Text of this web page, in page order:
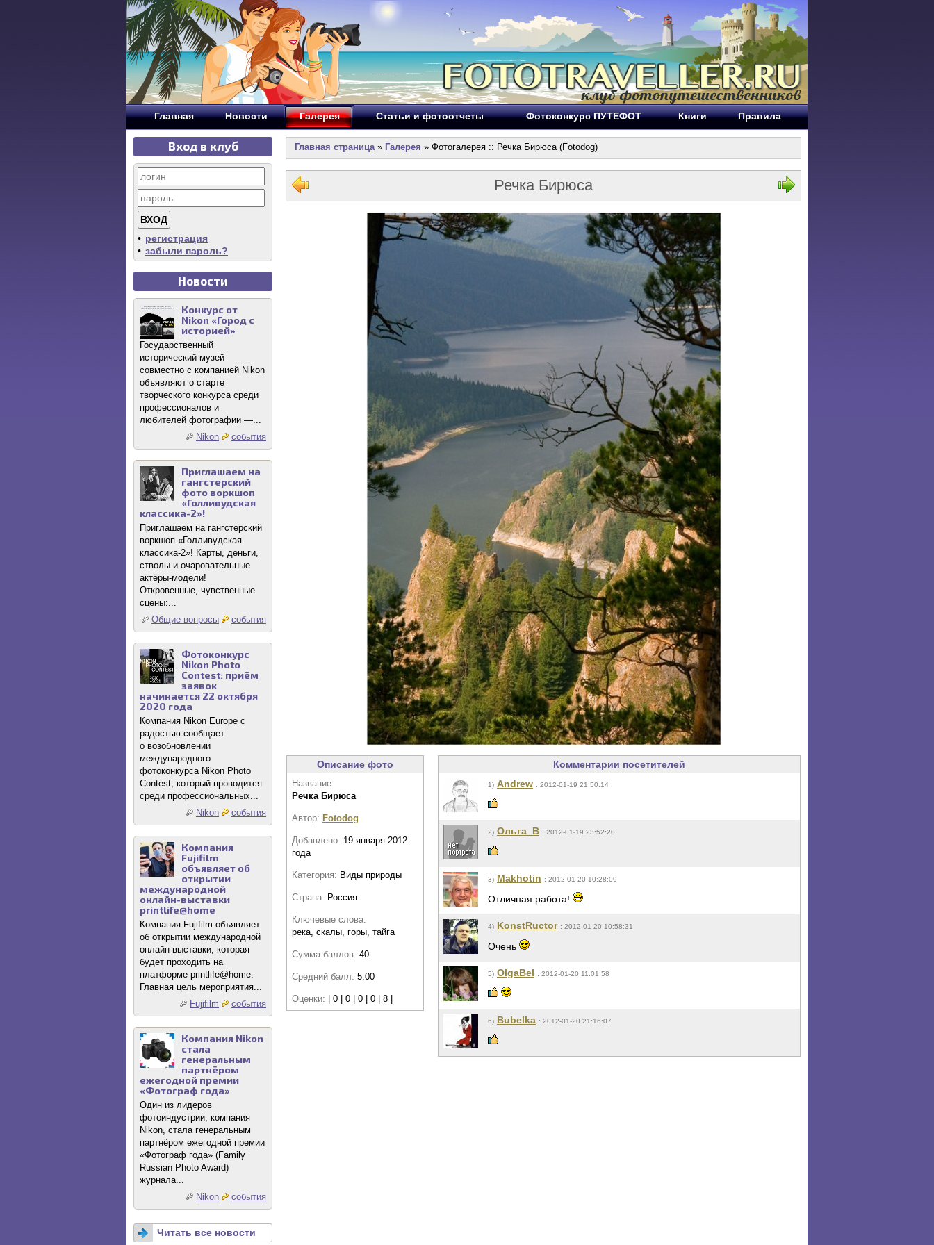
Главная Новости Галерея Статьи и фотоотчеты Фотоконкурс ПУТЕФОТ Книги Правила
Вход в клуб
• регистрация
• забыли пароль?
Новости
Конкурс от
Nikon «Город с
историей»
Государственный
исторический музей
совместно с компанией Nikon
объявляют о старте
творческого конкурса среди
профессионалов и
любителей фотографии —...
Nikon
события
Приглашаем на
гангстерский
фото воркшоп
«Голливудская
классика-2»!
Приглашаем на гангстерский
воркшоп «Голливудская
классика-2»! Карты, деньги,
стволы и очаровательные
актёры-модели!
Откровенные, чувственные
сцены:...
Общие вопросы
события
Фотоконкурс
Nikon Photo
Contest: приём
заявок
начинается 22 октября
2020 года
Компания Nikon Europe с
радостью сообщает
о возобновлении
международного
фотоконкурса Nikon Photo
Contest, который проводится
среди профессиональных...
Nikon
события
Компания
Fujifilm
объявляет об
открытии
международной
онлайн-выставки
printlife@home
Компания Fujifilm объявляет
об открытии международной
онлайн-выставки, которая
будет проходить на
платформе printlife@home.
Главная цель мероприятия...
Fujifilm
события
Компания Nikon
стала
генеральным
партнёром
ежегодной премии
«Фотограф года»
Один из лидеров
фотоиндустрии, компания
Nikon, стала генеральным
партнёром ежегодной премии
«Фотограф года» (Family
Russian Photo Award)
журнала...
Nikon
события
Читать все новости
Главная страница» Галерея » Фотогалерея :: Речка Бирюса (Fotodog)
Речка Бирюса
Описание фото
Название:
Речка Бирюса
Автор: Fotodog
Добавлено: 19 января 2012
года
Категория: Виды природы
Страна: Россия
Ключевые слова:
река, скалы, горы, тайга
Сумма баллов: 40
Средний балл: 5.00
Оценки: | 0 | 0 | 0 | 0 | 8 |
Комментарии посетителей
1) Andrew : 2012-01-19 21:50:14
2) Ольга_В : 2012-01-19 23:52:20
3) Makhotin : 2012-01-20 10:28:09
Отличная работа!
4) KonstRuctor : 2012-01-20 10:58:31
Очень
5) OlgaBel : 2012-01-20 11:01:58
6) Bubelka : 2012-01-20 21:16:07